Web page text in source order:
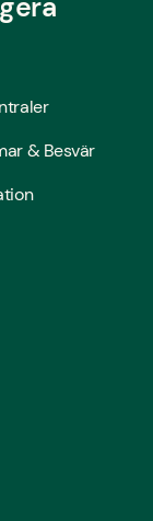
& Besvär